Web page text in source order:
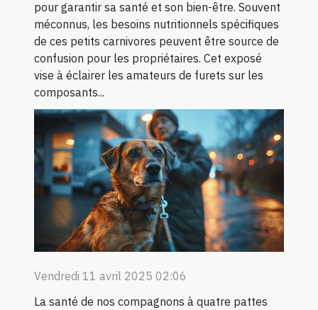
pour garantir sa santé et son bien-être. Souvent
méconnus, les besoins nutritionnels spécifiques
de ces petits carnivores peuvent être source de
confusion pour les propriétaires. Cet exposé
vise à éclairer les amateurs de furets sur les
composants...
Vendredi 11 avril 2025 02:06
La santé de nos compagnons à quatre pattes